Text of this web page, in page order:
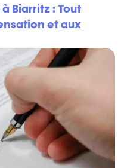
Biarritz : Tout
et aux